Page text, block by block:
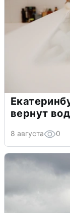
вернут
8 августа 0